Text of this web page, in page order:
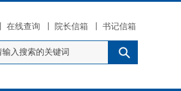
在线查询 院长信箱 书记信箱